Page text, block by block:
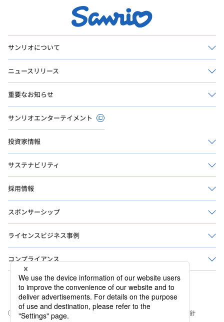
公式ソーシャルメディア
このサイトについて ウェブアクセシビリティ方針
サンリオについて
ニュースリリース
重要なお知らせ
サンリオエンターテイメント
投資家情報
サステナビリティ
採用情報
スポンサーシップ
ライセンスビジネス事例
コンプライアンス